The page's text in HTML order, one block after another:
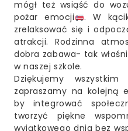
mógł też wsiąść do
pożar emocji
. W
zrelaksować się i
atrakcji. Rodzinna
dobra zabawa- tak
w naszej szkole.
Dziękujemy
zapraszamy na kolejną
by integrować
tworzyć piękne
wyjątkowego dnia bez